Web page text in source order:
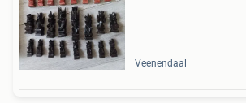
Veenendaal